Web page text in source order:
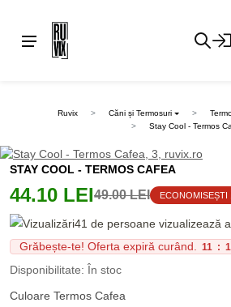
Ruvix Căni și Termosuri
Stay Cool - Termos
STAY COOL - TERMOS CAFEA
44.10 LEI49.00 LEI ECONOMISEȘTI
41 de persoane vizualizează
Grăbește-te! Oferta expiră curând.
11 :
Disponibilitate: În stoc
Culoare Termos Cafea